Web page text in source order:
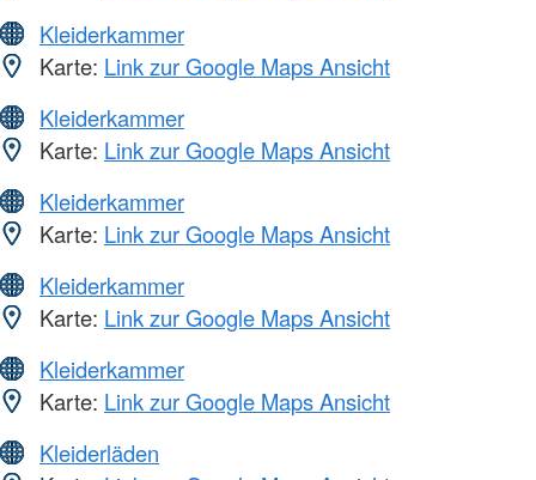
Kleiderkammer
Karte: Link zur Google Maps Ansicht
Kleiderkammer
Karte: Link zur Google Maps Ansicht
Kleiderkammer
Karte: Link zur Google Maps Ansicht
Kleiderkammer
Karte: Link zur Google Maps Ansicht
Kleiderkammer
Karte: Link zur Google Maps Ansicht
Kleiderläden